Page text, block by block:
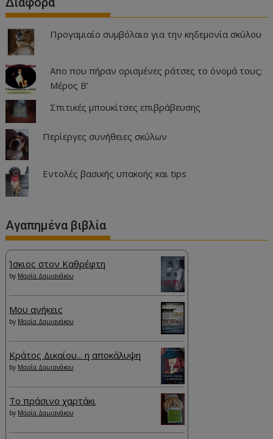
Προγαμιαίο συμβόλαιο για την κηδεμονία σκύλου
Απο που πήραν ορισμένες ράτσες το όνομά τους;
Μέρος Β’
Σπιτικές μπουκίτσες επιβράβευσης
Περίεργες συνήθειες σκύλων
Εντολές βασικής υπακοής και tips
Αγαπημένα βιβλία
Ίσκιος στον Καθρέφτη
by Μαρία Δαμιανάκου
Μου ανήκεις
by Μαρία Δαμιανάκου
Κράτος Δικαίου... η αποκάλυψη
by Μαρία Δαμιανάκου
Το πράσινο χαρτάκι
by Μαρία Δαμιανάκου